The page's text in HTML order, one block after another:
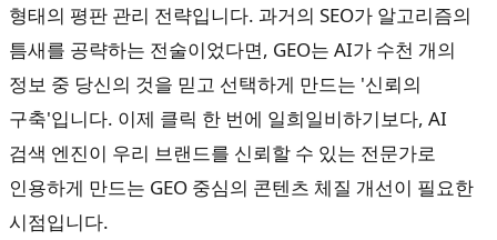
형태의 평판 관리 전략입니다. 과거의 SEO가 알고리즘의
틈새를 공략하는 전술이었다면, GEO는 AI가 수천 개의
정보 중 당신의 것을 믿고 선택하게 만드는 '신뢰의
구축'입니다. 이제 클릭 한 번에 일희일비하기보다, AI
검색 엔진이 우리 브랜드를 신뢰할 수 있는 전문가로
인용하게 만드는 GEO 중심의 콘텐츠 체질 개선이 필요한
시점입니다.